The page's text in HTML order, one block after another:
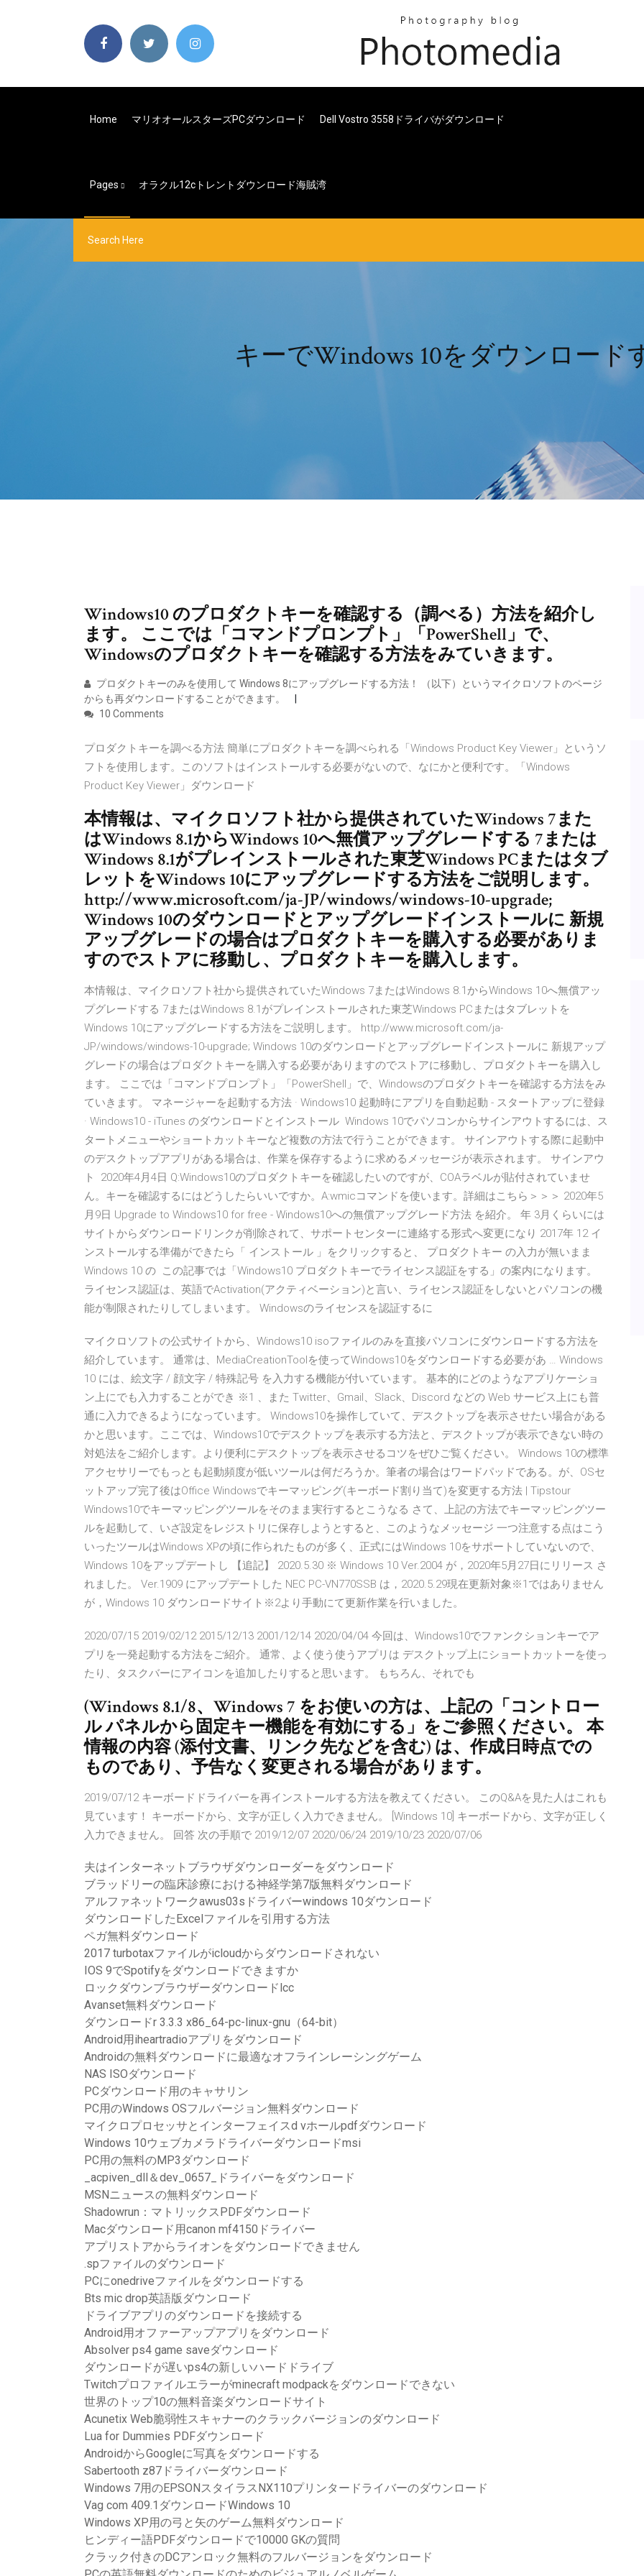
Home マリオオールスターズPCダウンロード Dell Vostro 3558ドライバがダウンロード
Pages オラクル12cトレントダウンロード海賊湾
キーでWindows 10をダウンロード
Windows10 のプロダクトキーを確認する（調べる）方法を紹介し
ます。 ここでは「コマンドプロンプト」「PowerShell」で、
Windowsのプロダクトキーを確認する方法をみていきます。
プロダクトキーのみを使用して Windows 8にアップグレードする方法！ （以下）というマイクロソフトのページ
からも再ダウンロードすることができます。
10 Comments
プロダクトキーを調べる方法 簡単にプロダクトキーを調べられる「Windows Product Key Viewer」というソ
フトを使用します。このソフトはインストールする必要がないので、なにかと便利です。「Windows
Product Key Viewer」ダウンロード
本情報は、マイクロソフト社から提供されていたWindows 7また
はWindows 8.1からWindows 10へ無償アップグレードする 7または
Windows 8.1がプレインストールされた東芝Windows PCまたはタブ
レットをWindows 10にアップグレードする方法をご説明します。
http://www.microsoft.com/ja-JP/windows/windows-10-upgrade;
Windows 10のダウンロードとアップグレードインストールに 新規
アップグレードの場合はプロダクトキーを購入する必要がありま
すのでストアに移動し、プロダクトキーを購入します。
本情報は、マイクロソフト社から提供されていたWindows 7またはWindows 8.1からWindows 10へ無償アッ
プグレードする 7またはWindows 8.1がプレインストールされた東芝Windows PCまたはタブレットを
Windows 10にアップグレードする方法をご説明します。 http://www.microsoft.com/ja-
JP/windows/windows-10-upgrade; Windows 10のダウンロードとアップグレードインストールに 新規アップ
グレードの場合はプロダクトキーを購入する必要がありますのでストアに移動し、プロダクトキーを購入し
ます。 ここでは「コマンドプロンプト」「PowerShell」で、Windowsのプロダクトキーを確認する方法をみ
ていきます。 マネージャーを起動する方法 · Windows10 起動時にアプリを自動起動 - スタートアップに登録
· Windows10 - iTunes のダウンロードとインストール Windows 10でパソコンからサインアウトするには、ス
タートメニューやショートカットキーなど複数の方法で行うことができます。 サインアウトする際に起動中
のデスクトップアプリがある場合は、作業を保存するように求めるメッセージが表示されます。 サインアウ
ト 2020年4月4日 Q:Windows10のプロダクトキーを確認したいのですが、COAラベルが貼付されていませ
ん。キーを確認するにはどうしたらいいですか。A:wmicコマンドを使います。詳細はこちら＞＞＞ 2020年5
月9日 Upgrade to Windows10 for free - Windows10への無償アップグレード方法 を紹介。 年 3月くらいには
サイトからダウンロードリンクが削除されて、サポートセンターに連絡する形式へ変更になり 2017年 12 イ
ンストールする準備ができたら「 インストール 」をクリックすると、 プロダクトキー の入力が無いまま
Windows 10 の この記事では「Windows10 プロダクトキーでライセンス認証をする」の案内になります。
ライセンス認証は、英語でActivation(アクティベーション)と言い、ライセンス認証をしないとパソコンの機
能が制限されたりしてしまいます。 Windowsのライセンスを認証するに
マイクロソフトの公式サイトから、Windows10 isoファイルのみを直接パソコンにダウンロードする方法を
紹介しています。 通常は、MediaCreationToolを使ってWindows10をダウンロードする必要があ … Windows
10 には、絵文字 / 顔文字 / 特殊記号 を入力する機能が付いています。 基本的にどのようなアプリケーショ
ン上にでも入力することができ ※1 、また Twitter、Gmail、Slack、Discord などの Web サービス上にも普
通に入力できるようになっています。 Windows10を操作していて、デスクトップを表示させたい場合がある
かと思います。ここでは、Windows10でデスクトップを表示する方法と、デスクトップが表示できない時の
対処法をご紹介します。より便利にデスクトップを表示させるコツをぜひご覧ください。 Windows 10の標準
アクセサリーでもっとも起動頻度が低いツールは何だろうか。筆者の場合はワードパッドである。が、OSセ
ットアップ完了後はOffice Windowsでキーマッピング(キーボード割り当て)を変更する方法 | Tipstour
Windows10でキーマッピングツールをそのまま実行するとこうなる さて、上記の方法でキーマッピングツー
ルを起動して、いざ設定をレジストリに保存しようとすると、このようなメッセージ 一つ注意する点はこう
いったツールはWindows XPの頃に作られたものが多く、正式にはWindows 10をサポートしていないので、
Windows 10をアップデートし 【追記】 2020.5.30 ※ Windows 10 Ver.2004 が，2020年5月27日にリリース さ
れました。 Ver.1909 にアップデートした NEC PC-VN770SSB は，2020.5.29現在更新対象※1ではありません
が，Windows 10 ダウンロードサイト※2より手動にて更新作業を行いました。
2020/07/15 2019/02/12 2015/12/13 2001/12/14 2020/04/04 今回は、Windows10でファンクションキーでア
プリを一発起動する方法をご紹介。 通常、よく使う使うアプリは デスクトップ上にショートカットーを使っ
たり、タスクバーにアイコンを追加したりすると思います。 もちろん、それでも
(Windows 8.1/8、Windows 7 をお使いの方は、上記の「コントロー
ル パネルから固定キー機能を有効にする」をご参照ください。 本
情報の内容 (添付文書、リンク先などを含む) は、作成日時点での
ものであり、予告なく変更される場合があります。
2019/07/12 キーボードドライバーを再インストールする方法を教えてください。 このQ&Aを見た人はこれも
見ています！ キーボードから、文字が正しく入力できません。 [Windows 10] キーボードから、文字が正しく
入力できません。 回答 次の手順で 2019/12/07 2020/06/24 2019/10/23 2020/07/06
夫はインターネットブラウザダウンローダーをダウンロード
ブラッドリーの臨床診療における神経学第7版無料ダウンロード
アルファネットワークawus03sドライバーwindows 10ダウンロード
ダウンロードしたExcelファイルを引用する方法
ペガ無料ダウンロード
2017 turbotaxファイルがicloudからダウンロードされない
IOS 9でSpotifyをダウンロードできますか
ロックダウンブラウザーダウンロードlcc
Avanset無料ダウンロード
ダウンロードr 3.3.3 x86_64-pc-linux-gnu（64-bit）
Android用iheartradioアプリをダウンロード
Androidの無料ダウンロードに最適なオフラインレーシングゲーム
NAS ISOダウンロード
PCダウンロード用のキャサリン
PC用のWindows OSフルバージョン無料ダウンロード
マイクロプロセッサとインターフェイスd vホールpdfダウンロード
Windows 10ウェブカメラドライバーダウンロードmsi
PC用の無料のMP3ダウンロード
_acpiven_dll＆dev_0657_ドライバーをダウンロード
MSNニュースの無料ダウンロード
Shadowrun：マトリックスPDFダウンロード
Macダウンロード用canon mf4150ドライバー
アプリストアからライオンをダウンロードできません
.spファイルのダウンロード
PCにonedriveファイルをダウンロードする
Bts mic drop英語版ダウンロード
ドライブアプリのダウンロードを接続する
Android用オファーアップアプリをダウンロード
Absolver ps4 game saveダウンロード
ダウンロードが遅いps4の新しいハードドライブ
Twitchプロファイルエラーがminecraft modpackをダウンロードできない
世界のトップ10の無料音楽ダウンロードサイト
Acunetix Web脆弱性スキャナーのクラックバージョンのダウンロード
Lua for Dummies PDFダウンロード
AndroidからGoogleに写真をダウンロードする
Sabertooth z87ドライバーダウンロード
Windows 7用のEPSONスタイラスNX110プリンタードライバーのダウンロード
Vag com 409.1ダウンロードWindows 10
Windows XP用の弓と矢のゲーム無料ダウンロード
ヒンディー語PDFダウンロードで10000 GKの質問
クラック付きのDCアンロック無料のフルバージョンをダウンロード